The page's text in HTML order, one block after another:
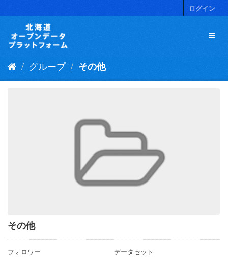
キ
ログイン
グループ その他
その他
フォロワー データセット